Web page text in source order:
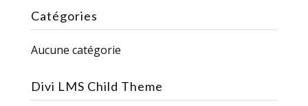
Catégories
Aucune catégorie
Divi LMS Child Theme